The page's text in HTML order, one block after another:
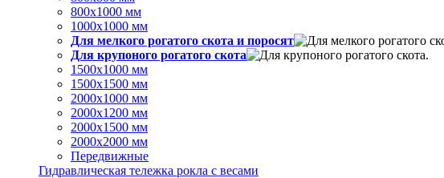
800х1000 мм
1000х1000 мм
Для мелкого рогатого скота и поросят
Для крупоного рогатого скота
1500х1000 мм
1500х1500 мм
2000х1000 мм
2000х1200 мм
2000х1500 мм
2000х2000 мм
Передвижные
Гидравлическая тележка рокла с весами